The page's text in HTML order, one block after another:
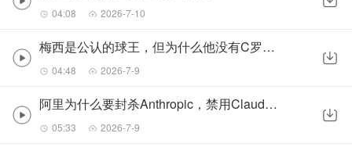
04:08 2026-7-10
梅西是公认的球王，但为什么他没有C罗赚钱？
04:48 2026-7-9
阿里为什么要封杀Anthropic，禁用Claude？
05:33 2026-7-9